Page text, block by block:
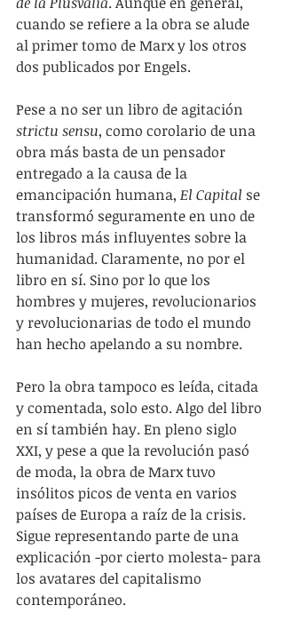
cuando se refiere a la obra se alude
al primer tomo de Marx y los otros
dos publicados por Engels.
Pese a no ser un libro de agitación
strictu sensu, como corolario de una
obra más basta de un pensador
entregado a la causa de la
emancipación humana, El Capital se
transformó seguramente en uno de
los libros más influyentes sobre la
humanidad. Claramente, no por el
libro en sí. Sino por lo que los
hombres y mujeres, revolucionarios
y revolucionarias de todo el mundo
han hecho apelando a su nombre.
Pero la obra tampoco es leída, citada
y comentada, solo esto. Algo del libro
en sí también hay. En pleno siglo
XXI, y pese a que la revolución pasó
de moda, la obra de Marx tuvo
insólitos picos de venta en varios
países de Europa a raíz de la crisis.
Sigue representando parte de una
explicación -por cierto molesta- para
los avatares del capitalismo
contemporáneo.